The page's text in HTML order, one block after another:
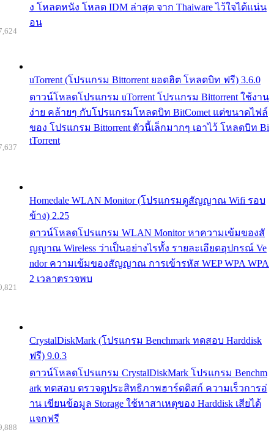
ง โหลดหนัง โหลด IDM ล่าสุด จาก Thaiware ไว้ใจได้แน่น
อน
uTorrent (โปรแกรม Bittorrent ยอดฮิต โหลดบิท ฟรี) 3.6.0
ดาวน์โหลดโปรแกรม uTorrent โปรแกรม Bittorrent ใช้งาน
ง่าย คล้ายๆ กับโปรแกรมโหลดบิท BitComet แต่ขนาดไฟล์
ของ โปรแกรม Bittorrent ตัวนี้เล็กมากๆ เอาไว้ โหลดบิท Bi
tTorrent
Homedale WLAN Monitor (โปรแกรมดูสัญญาณ Wifi รอบ
ข้าง) 2.25
ดาวน์โหลดโปรแกรม WLAN Monitor หาความเข้มของสั
ญญาณ Wireless ว่าเป็นอย่างไรทั้ง รายละเอียดอุปกรณ์ Ve
ndor ความเข้มของสัญญาณ การเข้ารหัส WEP WPA WPA
2 เวลาตรวจพบ
CrystalDiskMark (โปรแกรม Benchmark ทดสอบ Harddisk
ฟรี) 9.0.3
ดาวน์โหลดโปรแกรม CrystalDiskMark โปรแกรม Benchm
ark ทดสอบ ตรวจดูประสิทธิภาพฮาร์ดดิสก์ ความเร็วการอ่
าน เขียนข้อมูล Storage ใช้หาสาเหตุของ Harddisk เสียได้
แจกฟรี